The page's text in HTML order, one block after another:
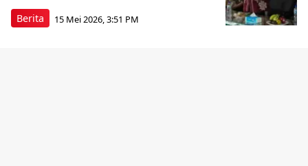
Berita 15 Mei 2026, 3:51 PM